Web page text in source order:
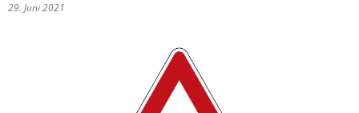
29. Juni 2021